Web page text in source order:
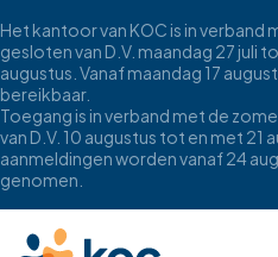
Het kantoor van KOC is in
gesloten van D.V. maandag 27 juli
augustus. Vanaf maandag 17
bereikbaar.
Toegang is in verband met de
van D.V. 10 augustus tot en met 21
aanmeldingen worden vanaf 24
genomen.